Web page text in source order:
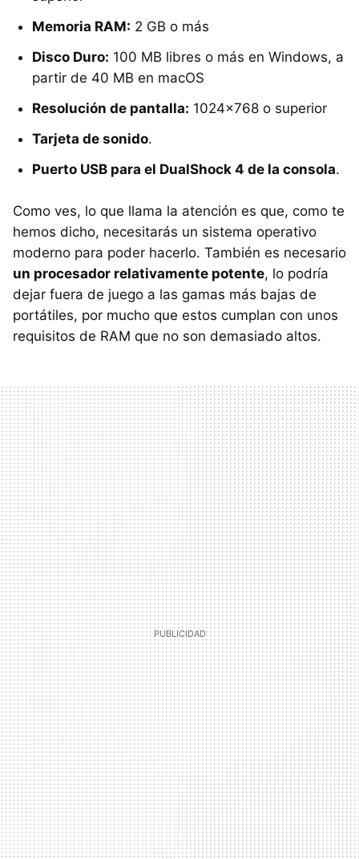
Memoria RAM: 2 GB o más
Disco Duro: 100 MB libres o más en Windows, a
partir de 40 MB en macOS
Resolución de pantalla: 1024x768 o superior
Tarjeta de sonido.
Puerto USB para el DualShock 4 de la consola.
Como ves, lo que llama la atención es que, como te
hemos dicho, necesitarás un sistema operativo
moderno para poder hacerlo. También es necesario
un procesador relativamente potente, lo podría
dejar fuera de juego a las gamas más bajas de
portátiles, por mucho que estos cumplan con unos
requisitos de RAM que no son demasiado altos.